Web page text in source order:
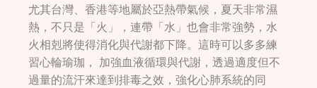
尤其台灣、香港等地屬於亞熱帶氣候，夏天非常濕
熱，不只是「火」，連帶「水」也會非常強勢，水
火相剋將使得消化與代謝都下降。這時可以多多練
習心輪瑜珈， 加強血液循環與代謝，透過適度但不
過量的流汗來達到排毒之效，強化心肺系統的同